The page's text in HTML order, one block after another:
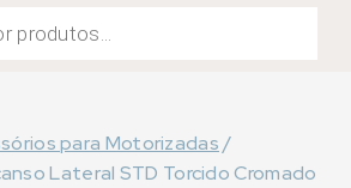
para Motorizadas /
Lateral STD Torcido Cromado